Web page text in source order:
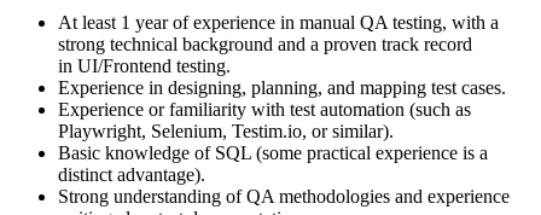
At least 1 year of experience in manual QA testing, with a
strong technical background and a proven track record
in UI/Frontend testing.
Experience in designing, planning, and mapping test cases.
Experience or familiarity with test automation (such as
Playwright, Selenium, Testim.io, or similar).
Basic knowledge of SQL (some practical experience is a
distinct advantage).
Strong understanding of QA methodologies and experience